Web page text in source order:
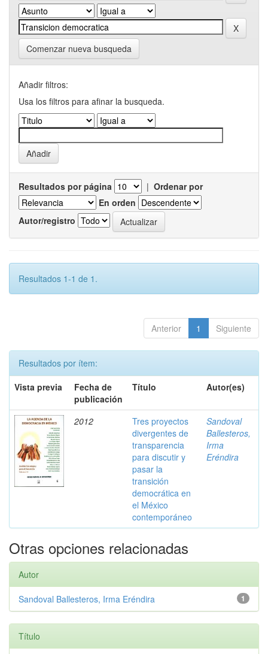
Comenzar nueva busqueda
Añadir filtros:
Usa los filtros para afinar la busqueda.
Resultados por página | Ordenar por
En orden
Autor/registro
Resultados 1-1 de 1.
Anterior 1 Siguiente
Resultados por ítem:
Vista previa
Fecha de
publicación
Título Autor(es)
2012
Tres proyectos
divergentes de
transparencia
para discutir y
pasar la
transición
democrática en
el México
contemporáneo
Sandoval
Ballesteros,
Irma
Eréndira
Otras opciones relacionadas
Autor
1
Sandoval Ballesteros, Irma Eréndira
Título